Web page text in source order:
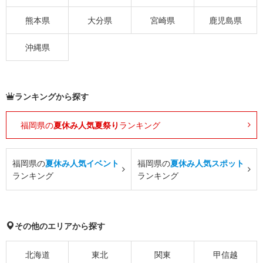
熊本県 大分県 宮崎県 鹿児島県
沖縄県
ランキングから探す
福岡県の夏休み人気夏祭り ランキング
福岡県の夏休み人気イベント
ランキング
福岡県の夏休み人気スポット
ランキング
その他のエリアから探す
北海道 東北 関東 甲信越